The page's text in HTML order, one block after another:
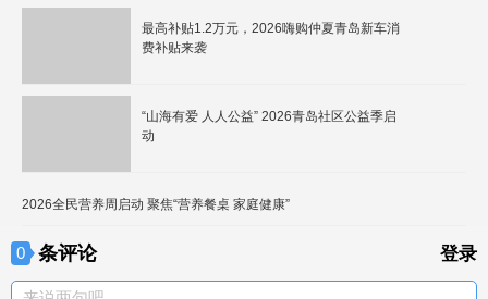
最高补贴1.2万元，2026嗨购仲夏青岛新车消
费补贴来袭
“山海有爱 人人公益” 2026青岛社区公益季启
动
2026全民营养周启动 聚焦“营养餐桌 家庭健康”
0 条评论 登录